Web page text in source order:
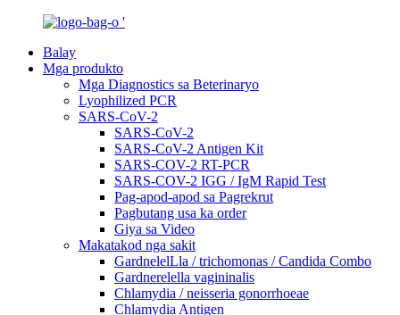
Balay
Mga produkto
Mga Diagnostics sa Beterinaryo
Lyophilized PCR
SARS-CoV-2
SARS-CoV-2
SARS-CoV-2 Antigen Kit
SARS-COV-2 RT-PCR
SARS-COV-2 IGG / IgM Rapid Test
Pag-apod-apod sa Pagrekrut
Pagbutang usa ka order
Giya sa Video
Makatakod nga sakit
GardnelelLla / trichomonas / Candida Combo
Gardnerelella vagininalis
Chlamydia / neisseria gonorrhoeae
Chlamydia Antigen